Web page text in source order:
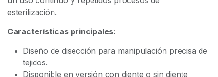
esterilización.
Características principales:
Diseño de disección para manipulación precisa de
tejidos.
Disponible en versión con diente o sin diente